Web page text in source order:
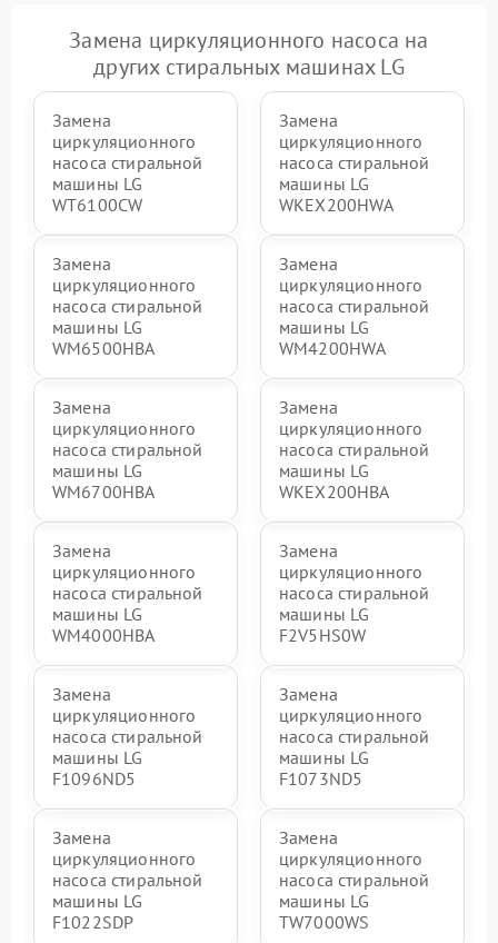
Замена циркуляционного насоса на
других стиральных машинах LG
Замена
циркуляционного
насоса стиральной
машины LG
WT6100CW
Замена
циркуляционного
насоса стиральной
машины LG
WKEX200HWA
Замена
циркуляционного
насоса стиральной
машины LG
WM6500HBA
Замена
циркуляционного
насоса стиральной
машины LG
WM4200HWA
Замена
циркуляционного
насоса стиральной
машины LG
WM6700HBA
Замена
циркуляционного
насоса стиральной
машины LG
WKEX200HBA
Замена
циркуляционного
насоса стиральной
машины LG
WM4000HBA
Замена
циркуляционного
насоса стиральной
машины LG
F2V5HS0W
Замена
циркуляционного
насоса стиральной
машины LG
F1096ND5
Замена
циркуляционного
насоса стиральной
машины LG
F1073ND5
Замена
циркуляционного
насоса стиральной
машины LG
F1022SDP
Замена
циркуляционного
насоса стиральной
машины LG
TW7000WS